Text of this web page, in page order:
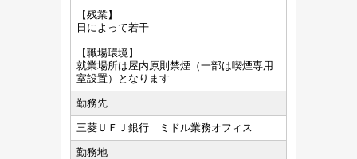
【残業】
日によって若干
【職場環境】
就業場所は屋内原則禁煙（一部は喫煙専用
室設置）となります
勤務先
三菱ＵＦＪ銀行 ミドル業務オフィス
勤務地